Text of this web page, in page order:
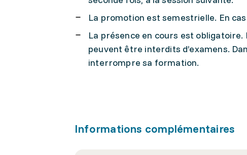
La promotion est semestrielle. En
La présence en cours est
peuvent être interdits d’examens.
interrompre sa formation.
Informations complémentaires